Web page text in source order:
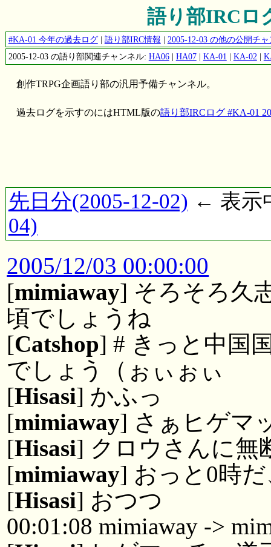
語り部IRCロ
#KA-01 今年の過去ログ| 語り部IRC情報 | 2005-12-03 の他の公開チ
2005-12-03 の語り部関連チャンネル: HA06| HA07| KA-01 | KA-02 |
創作TRPG企画語り部の汎用予備チャンネル。
過去ログを示すのにはHTML版の語り部IRCログ #KA-01
先日分(2005-12-02) ← 表示
04)
2005/12/03 00:00:00
[mimiaway] そろそろ久
頃でしょうね
[Catshop] # きっと中国
でしょう（ぉぃぉぃ
[Hisasi] かふっ
[mimiaway] さぁヒゲマ
[Hisasi] クロウさんに無
[mimiaway] おっと0時
[Hisasi] おつつ
00:01:08 mimiaway ->